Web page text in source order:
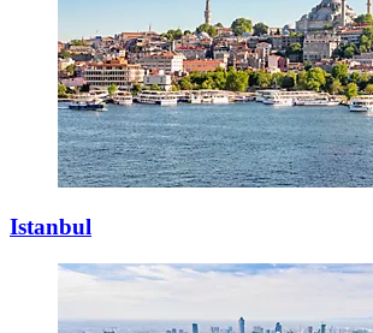
Istanbul